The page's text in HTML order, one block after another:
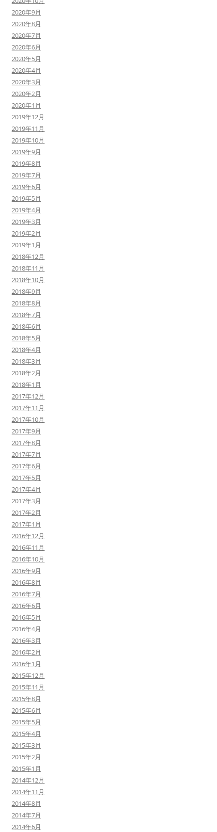
2020年9月
2020年8月
2020年7月
2020年6月
2020年5月
2020年4月
2020年3月
2020年2月
2020年1月
2019年12月
2019年11月
2019年10月
2019年9月
2019年8月
2019年7月
2019年6月
2019年5月
2019年4月
2019年3月
2019年2月
2019年1月
2018年12月
2018年11月
2018年10月
2018年9月
2018年8月
2018年7月
2018年6月
2018年5月
2018年4月
2018年3月
2018年2月
2018年1月
2017年12月
2017年11月
2017年10月
2017年9月
2017年8月
2017年7月
2017年6月
2017年5月
2017年4月
2017年3月
2017年2月
2017年1月
2016年12月
2016年11月
2016年10月
2016年9月
2016年8月
2016年7月
2016年6月
2016年5月
2016年4月
2016年3月
2016年2月
2016年1月
2015年12月
2015年11月
2015年8月
2015年6月
2015年5月
2015年4月
2015年3月
2015年2月
2015年1月
2014年12月
2014年11月
2014年8月
2014年7月
2014年6月